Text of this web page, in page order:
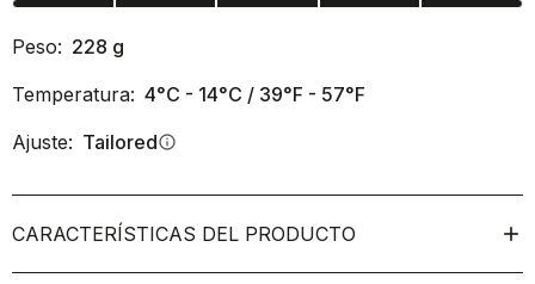
Peso: 228 g
Temperatura: 4°C - 14°C / 39°F - 57°F
Ajuste: Tailoredinfo
CARACTERÍSTICAS DEL PRODUCTO